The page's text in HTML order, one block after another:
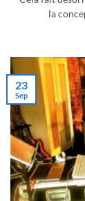
la
23
Sep